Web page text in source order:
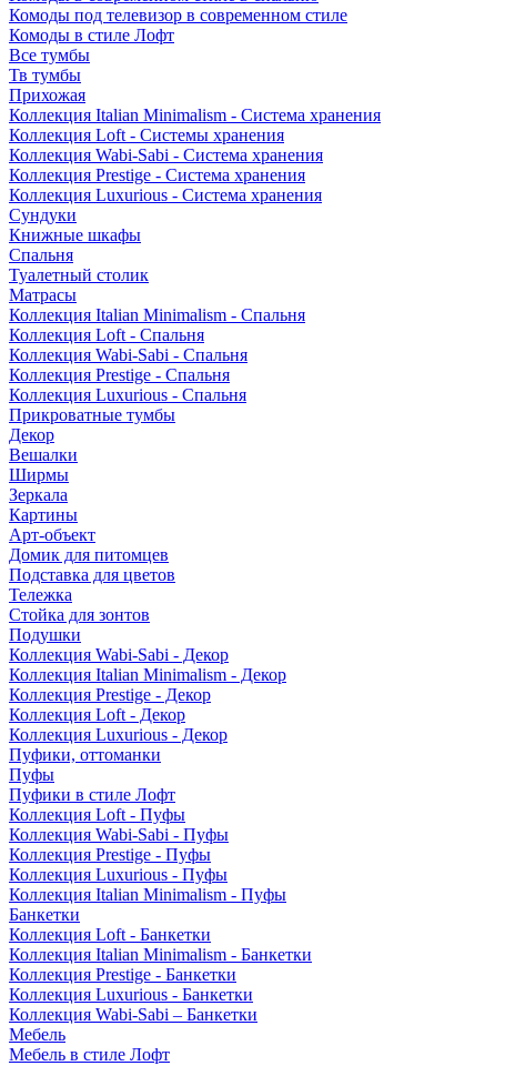
Комоды под телевизор в современном стиле
Комоды в стиле Лофт
Все тумбы
Тв тумбы
Прихожая
Коллекция Italian Minimalism - Система хранения
Коллекция Loft - Системы хранения
Коллекция Wabi-Sabi - Система хранения
Коллекция Prestige - Система хранения
Коллекция Luxurious - Система хранения
Сундуки
Книжные шкафы
Спальня
Туалетный столик
Матрасы
Коллекция Italian Minimalism - Спальня
Коллекция Loft - Спальня
Коллекция Wabi-Sabi - Спальня
Коллекция Prestige - Спальня
Коллекция Luxurious - Спальня
Прикроватные тумбы
Декор
Вешалки
Ширмы
Зеркала
Картины
Арт-объект
Домик для питомцев
Подставка для цветов
Тележка
Стойка для зонтов
Подушки
Коллекция Wabi-Sabi - Декор
Коллекция Italian Minimalism - Декор
Коллекция Prestige - Декор
Коллекция Loft - Декор
Коллекция Luxurious - Декор
Пуфики, оттоманки
Пуфы
Пуфики в стиле Лофт
Коллекция Loft - Пуфы
Коллекция Wabi-Sabi - Пуфы
Коллекция Prestige - Пуфы
Коллекция Luxurious - Пуфы
Коллекция Italian Minimalism - Пуфы
Банкетки
Коллекция Loft - Банкетки
Коллекция Italian Minimalism - Банкетки
Коллекция Prestige - Банкетки
Коллекция Luxurious - Банкетки
Коллекция Wabi-Sabi – Банкетки
Мебель
Мебель в стиле Лофт